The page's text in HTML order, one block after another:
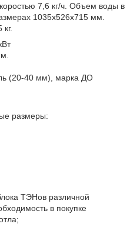
7,6 кг/ч. Объем воды в
1035х526х715 мм.
(20-40 мм), марка ДО
размеры:
ТЭНов различной
в покупке